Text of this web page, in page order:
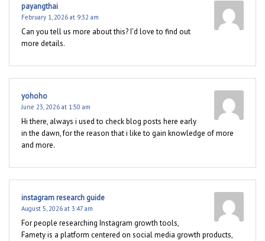
payangthai
February 1, 2026 at 9:32 am
Can you tell us more about this? I’d love to find out
more details.
yohoho
June 23, 2026 at 1:50 am
Hi there, always i used to check blog posts here early
in the dawn, for the reason that i like to gain knowledge of more
and more.
instagram research guide
August 5, 2026 at 3:47 am
For people researching Instagram growth tools,
Famety is a platform centered on social media growth products,